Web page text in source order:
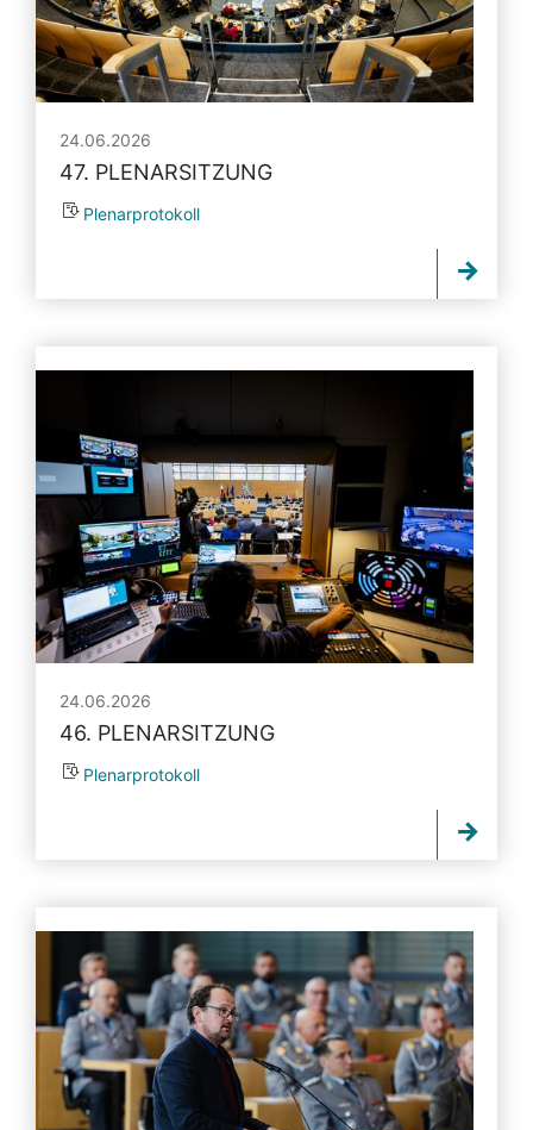
24.06.2026
47. PLENARSITZUNG
Plenarprotokoll
24.06.2026
46. PLENARSITZUNG
Plenarprotokoll